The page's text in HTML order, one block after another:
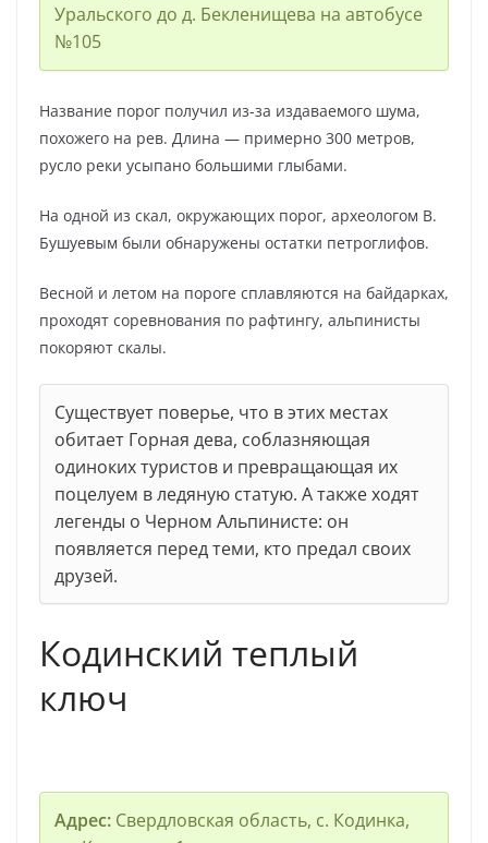
Уральского до д. Бекленищева на автобусе
№105
Название порог получил из-за издаваемого шума,
похожего на рев. Длина — примерно 300 метров,
русло реки усыпано большими глыбами.
На одной из скал, окружающих порог, археологом В.
Бушуевым были обнаружены остатки петроглифов.
Весной и летом на пороге сплавляются на байдарках,
проходят соревнования по рафтингу, альпинисты
покоряют скалы.
Существует поверье, что в этих местах
обитает Горная дева, соблазняющая
одиноких туристов и превращающая их
поцелуем в ледяную статую. А также ходят
легенды о Черном Альпинисте: он
появляется перед теми, кто предал своих
друзей.
Кодинский теплый
ключ
Адрес:Свердловская область, с. Кодинка,